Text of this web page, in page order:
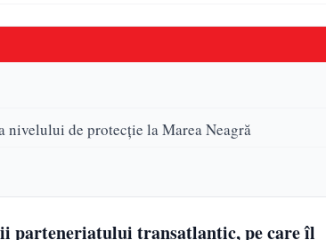
nivelului de protecție la Marea Neagră
parteneriatului transatlantic, pe care îl